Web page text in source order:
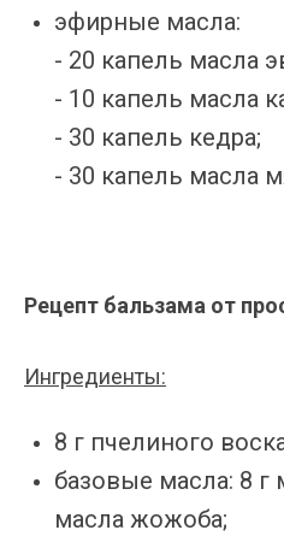
эфирные масла:
- 20 капель масла
- 10 капель масла
- 30 капель кедра;
- 30 капель масла
Рецепт бальзама от
Ингредиенты:
8 г пчелиного
базовые масла: 8
масла жожоба;